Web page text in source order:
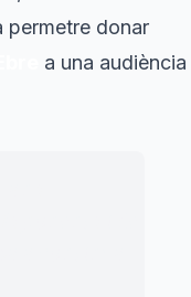
permetre donar
a una audiència